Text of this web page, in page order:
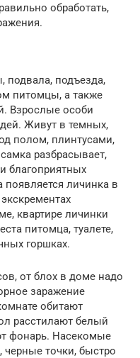
обработать,
подвала, подъезда,
питомцы, а также
Взрослые особи
Живут в темных,
полом, плинтусами,
разбрасывает,
благоприятных
появляется личинка в
квартире личинки
питомца, туалете,
горшках.
от блох в доме надо
заражение
обитают
расстилают белый
фонарь. Насекомые
черные точки, быстро